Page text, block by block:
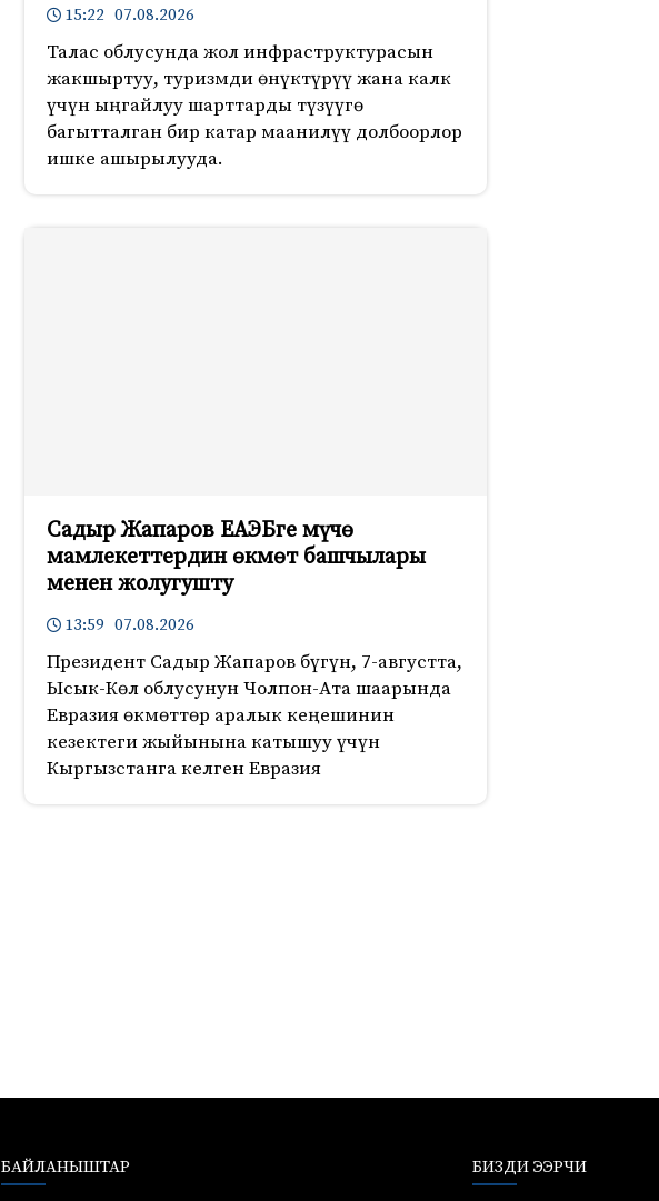
15:22 07.08.2026
Талас облусунда жол инфраструктурасын
жакшыртуу, туризмди өнүктүрүү жана калк
үчүн ыңгайлуу шарттарды түзүүгө
багытталган бир катар маанилүү долбоорлор
ишке ашырылууда.
Садыр Жапаров ЕАЭБге мүчө
мамлекеттердин өкмөт башчылары
менен жолугушту
13:59 07.08.2026
Президент Садыр Жапаров бүгүн, 7-августта,
Ысык-Көл облусунун Чолпон-Ата шаарында
Евразия өкмөттөр аралык кеңешинин
кезектеги жыйынына катышуу үчүн
Кыргызстанга келген Евразия
БАЙЛАНЫШТАР БИЗДИ ЭЭРЧИ